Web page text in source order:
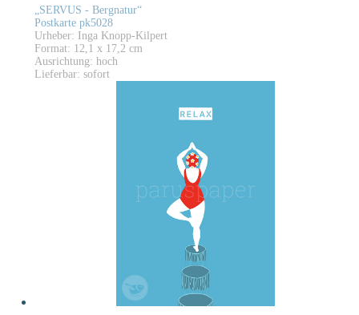
„SERVUS - Bergnatur“
Postkarte pk5028
Urheber: Inga Knopp-Kilpert
Format: 12,1 x 17,2 cm
Ausrichtung: hoch
Lieferbar: sofort